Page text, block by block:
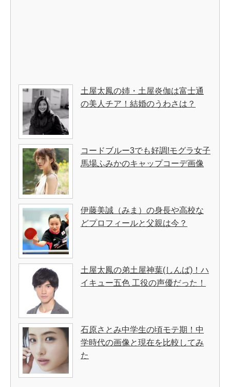
土屋太鳳の姉・土屋炎伽は富士通
の美人チア！結婚のうわさは？
コードブルー3でも好調!モグラ女子
馬場ふみかのキャップコーデ画像
伊藤美誠（みま）の身長や高校な
どプロフィールと父親は今？
土屋太鳳の弟土屋神葉(しんば)！ハ
イキュー五色 工役の声優だった！
石原さとみ中学生の頃モテ期！中
学時代の画像と現在を比較してみ
た